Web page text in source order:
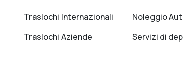
Traslochi Internazionali
Traslochi Aziende
Noleggio
Servizi di